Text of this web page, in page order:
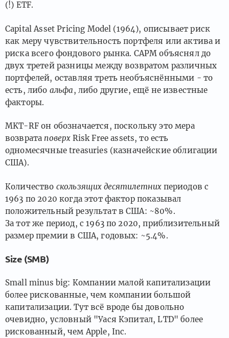
(!) ETF.
Capital Asset Pricing Model (1964), описывает риск
как меру чувствительность портфеля или актива и
риска всего фондового рынка. CAPM объяснял до
двух третей разницы между возвратом различных
портфелей, оставляя треть необъяснёнными - то
есть, либо альфа, либо другие, ещё не известные
факторы.
MKT-RF он обозначается, поскольку это мера
возврата поверхRisk Free assets, то есть
одномесячные treasuries (казначейские облигации
США).
Количество скользящих десятилетнихпериодов с
1963 по 2020 когда этот фактор показывал
положительный результат в США: ~80%.
За тот же период, с 1963 по 2020, приблизительный
размер премии в США, годовых: ~5.4%.
Size (SMB)
Small minus big: Компании малой капитализации
более рискованные, чем компании большой
капитализации. Тут всё вроде бы довольно
очевидно, условный "Уася Кэпитал, LTD" более
рискованный, чем Apple, Inc.